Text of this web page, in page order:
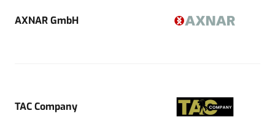
AXNAR GmbH
TAC Company